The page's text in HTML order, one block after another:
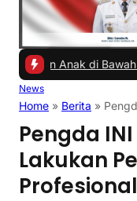
Anak di Bawah Umur|
News
Home » Berita »
Pengda
Lakukan